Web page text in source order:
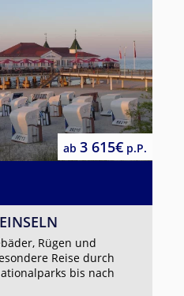
ab 3 615€ p.P.
Rügen und
Reise durch
bis nach